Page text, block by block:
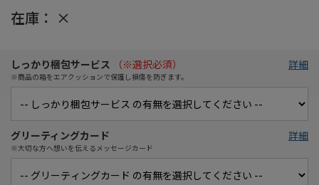
在庫： ×
しっかり梱包サービス （※選択必須）
※商品の箱をエアクッションで保護し損傷を防ぎます。
詳細
グリーティングカード
※大切な方へ想いを伝えるメッセージカード
詳細